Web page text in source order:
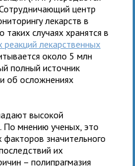
центр
лекарств в
случаях хранятся в
лекарственных
около 5 млн
полный источник
об осложнениях
высокой
По мнению ученых, это
значительного
их
– полипрагмазия